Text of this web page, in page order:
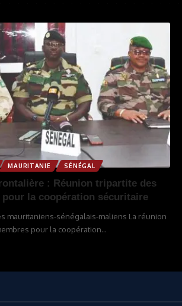
MAURITANIE SÉNÉGAL
: Réunion tripartite des
pour la coopération sécuritaire
mauritaniens-sénégalais-maliens La réunion
pour la coopération…